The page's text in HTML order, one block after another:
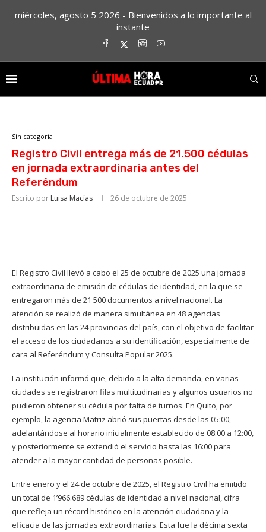
miércoles, agosto 5 2026 - Bienvenidos a lo importante al
instante
Sin categoría
Registro Civil entrega más de 21.500 cédulas
en jornada extraordinaria antes del
Referéndum
Escrito por Luisa Macías 26 de octubre de 2025
El Registro Civil llevó a cabo el 25 de octubre de 2025 una jornada
extraordinaria de emisión de cédulas de identidad, en la que se
entregaron más de 21 500 documentos a nivel nacional. La
atención se realizó de manera simultánea en 48 agencias
distribuidas en las 24 provincias del país, con el objetivo de facilitar
el acceso de los ciudadanos a su identificación, especialmente de
cara al Referéndum y Consulta Popular 2025.
La institución informó que, debido a la alta demanda, en varias
ciudades se registraron filas multitudinarias y algunos usuarios no
pudieron obtener su cédula por falta de turnos. En Quito, por
ejemplo, la agencia Matriz abrió sus puertas desde las 05:00,
adelantándose al horario inicialmente establecido de 08:00 a 12:00,
y posteriormente se extendió el servicio hasta las 16:00 para
atender a la mayor cantidad de personas posible.
Entre enero y el 24 de octubre de 2025, el Registro Civil ha emitido
un total de 1’966.689 cédulas de identidad a nivel nacional, cifra
que refleja un récord histórico en la atención ciudadana y la
eficacia de las jornadas extraordinarias. Esta fue la décima sexta